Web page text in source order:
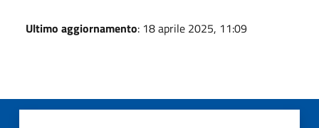
Ultimo aggiornamento: 18 aprile 2025, 11:09